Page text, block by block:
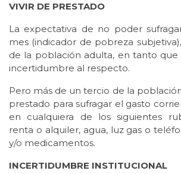
VIVIR DE PRESTADO
La expectativa de no poder
mes (indicador de pobreza
de la población adulta, en tanto que
incertidumbre al respecto.
Pero más de un tercio de la
prestado para sufragar el gasto
en cualquiera de los siguientes
renta o alquiler, agua, luz gas o
y/o medicamentos.
INCERTIDUMBRE INSTITUCIONAL